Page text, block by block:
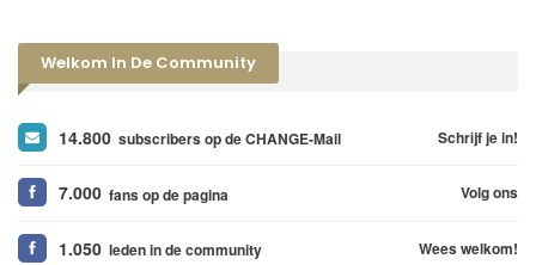
Welkom In De Community
14.800 subscribers op de CHANGE-Mail Schrijf je in!
7.000 fans op de pagina Volg ons
1.050 leden in de community Wees welkom!